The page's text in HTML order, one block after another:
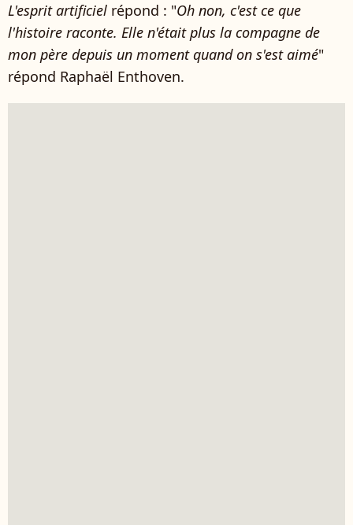
L'esprit artificiel répond : "Oh non, c'est ce que
l'histoire raconte. Elle n'était plus la compagne de
mon père depuis un moment quand on s'est aimé"
répond Raphaël Enthoven.